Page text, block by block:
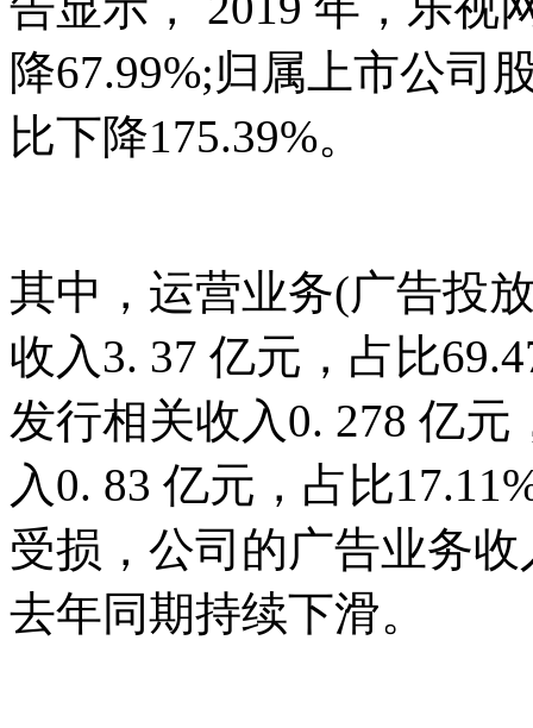
降67.99%;归属上市公司
比下降175.39%。
其中，运营业务(广告投
收入3. 37 亿元，占比
发行相关收入0. 278 亿
入0. 83 亿元，占比
受损，公司的广告业务
去年同期持续下滑。